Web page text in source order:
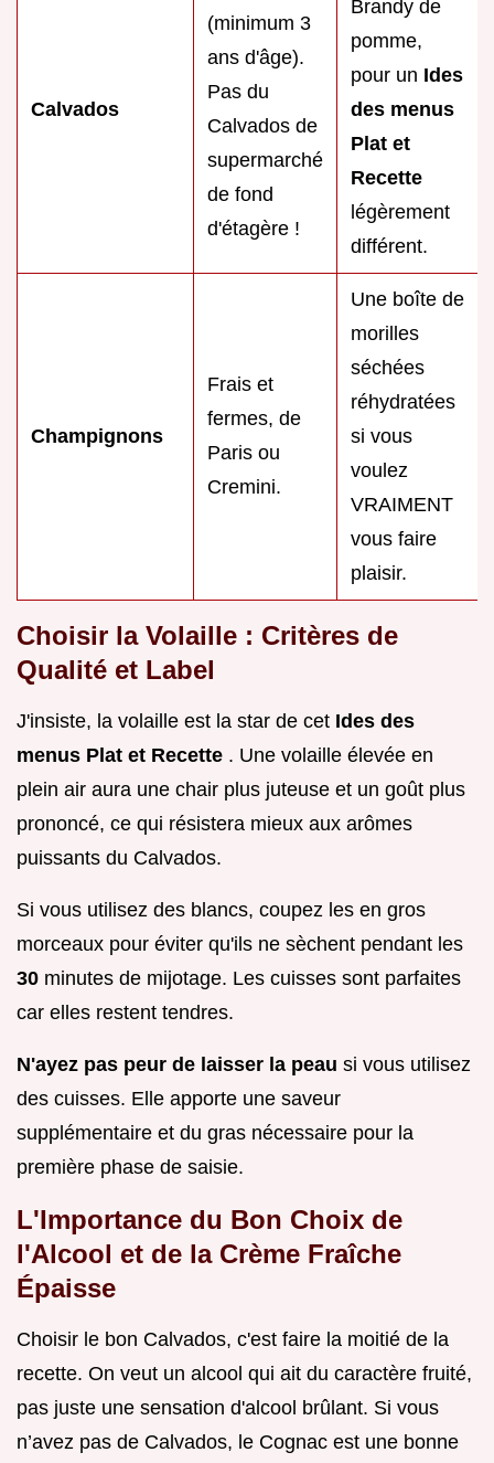
Calvados
(minimum 3
ans d'âge).
Pas du
Calvados de
supermarché
de fond
d'étagère !
Brandy de
pomme,
pour un Ides
des menus
Plat et
Recette
légèrement
différent.
Champignons
Frais et
fermes, de
Paris ou
Cremini.
Une boîte de
morilles
séchées
réhydratées
si vous
voulez
VRAIMENT
vous faire
plaisir.
Choisir la Volaille : Critères de
Qualité et Label
J'insiste, la volaille est la star de cet Ides des
menus Plat et Recette . Une volaille élevée en
plein air aura une chair plus juteuse et un goût plus
prononcé, ce qui résistera mieux aux arômes
puissants du Calvados.
Si vous utilisez des blancs, coupez les en gros
morceaux pour éviter qu'ils ne sèchent pendant les
30 minutes de mijotage. Les cuisses sont parfaites
car elles restent tendres.
N'ayez pas peur de laisser la peau si vous utilisez
des cuisses. Elle apporte une saveur
supplémentaire et du gras nécessaire pour la
première phase de saisie.
L'Importance du Bon Choix de
l'Alcool et de la Crème Fraîche
Épaisse
Choisir le bon Calvados, c'est faire la moitié de la
recette. On veut un alcool qui ait du caractère fruité,
pas juste une sensation d'alcool brûlant. Si vous
n’avez pas de Calvados, le Cognac est une bonne